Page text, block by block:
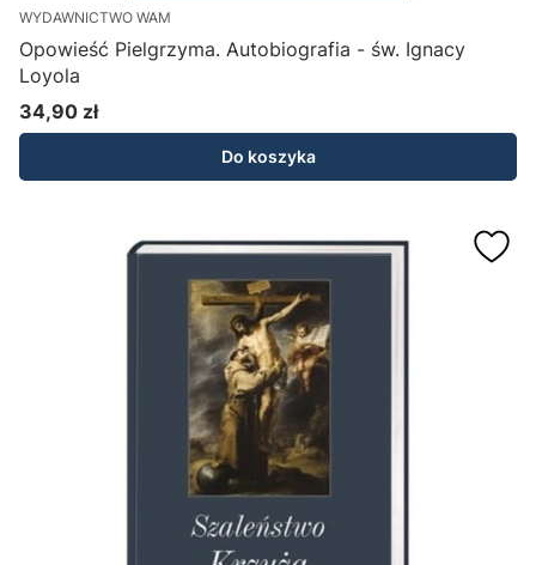
WYDAWNICTWO WAM
Opowieść Pielgrzyma. Autobiografia - św. Ignacy
Loyola
Cena
34,90 zł
Do koszyka